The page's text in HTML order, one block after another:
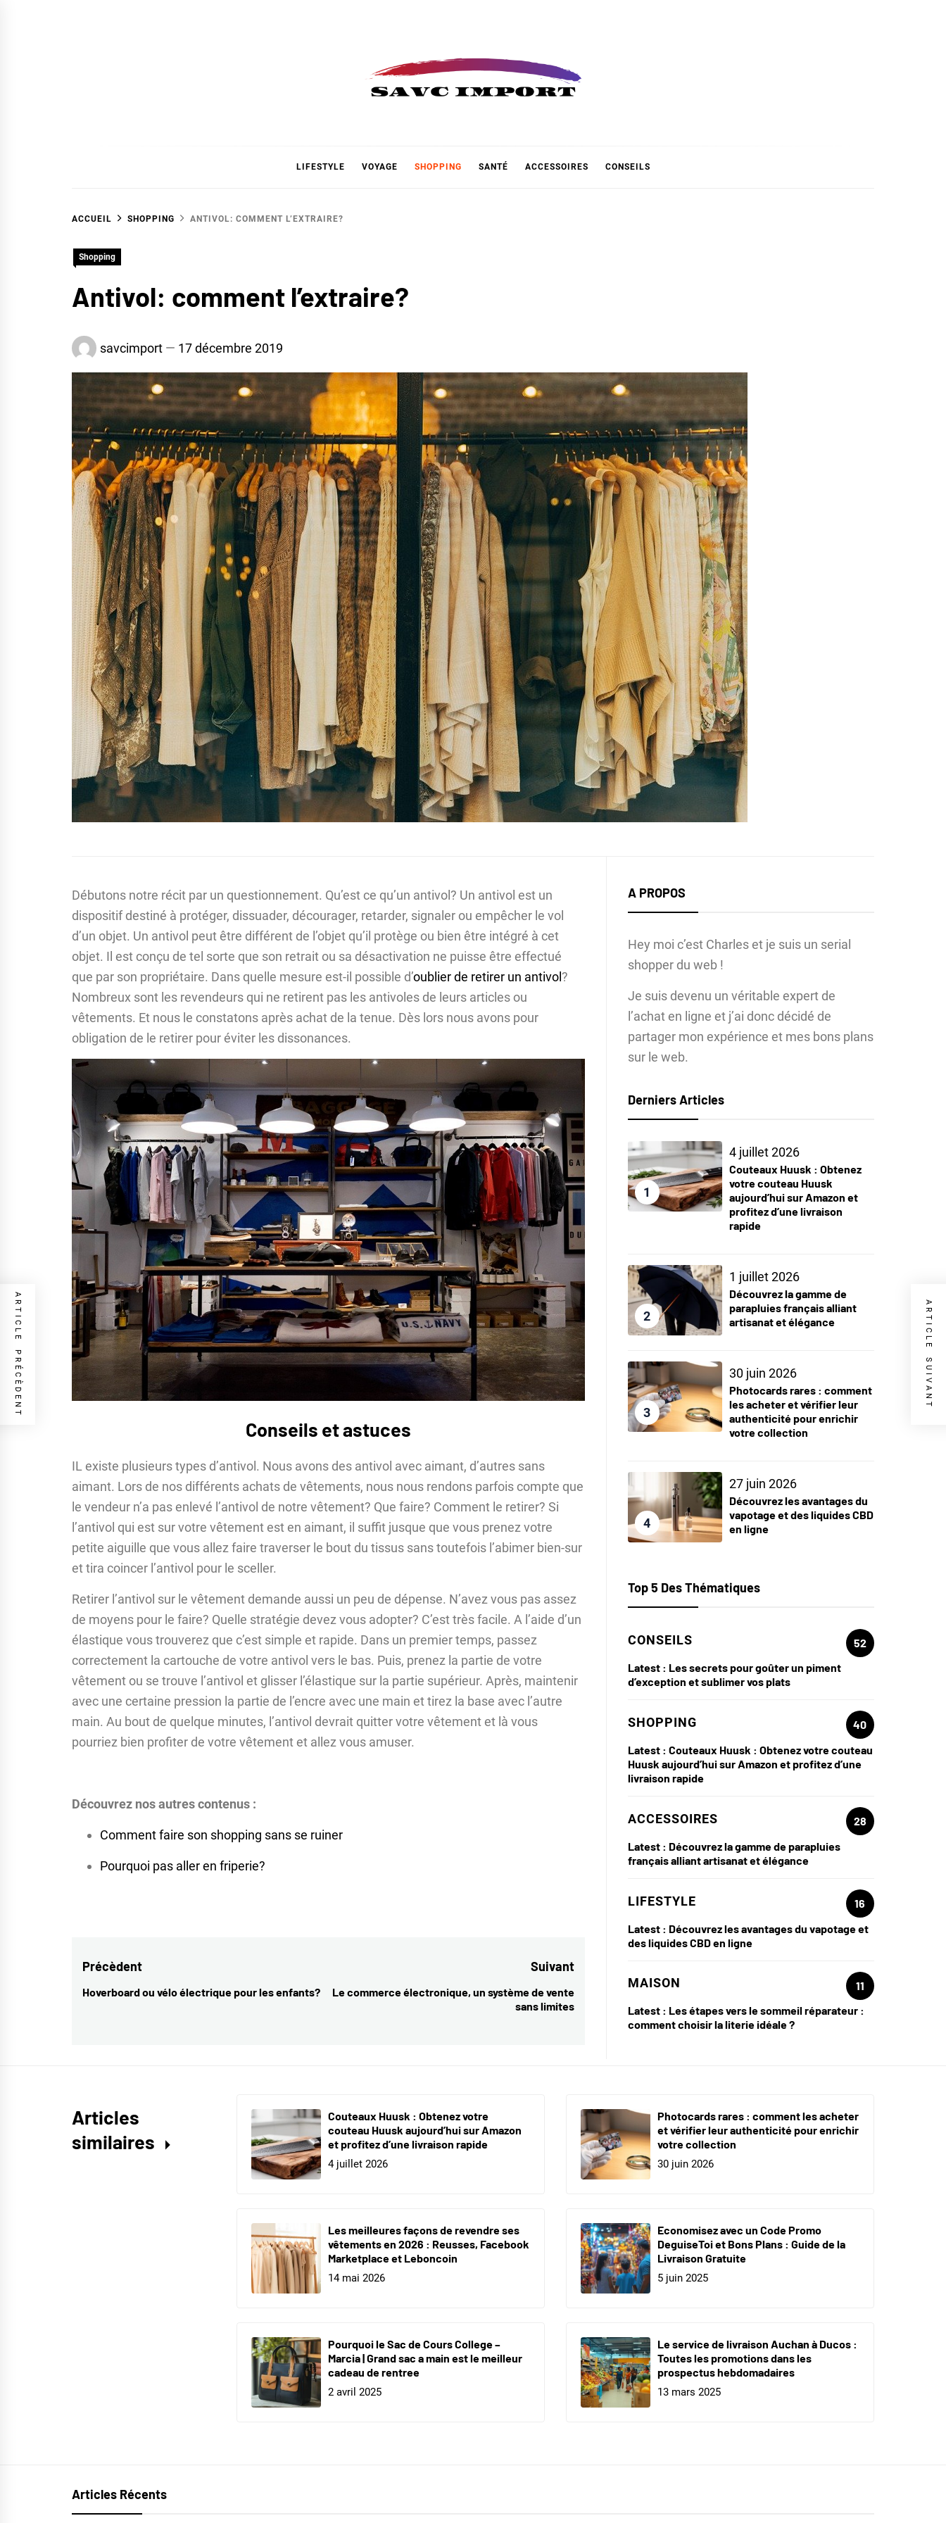
SAVC IMPORT
LIFESTYLE VOYAGE SHOPPING SANTÉ ACCESSOIRES CONSEILS
ACCUEIL SHOPPING ANTIVOL: COMMENT L’EXTRAIRE?
Shopping
Antivol: comment l’extraire?
savcimport 17 décembre 2019
Débutons notre récit par un questionnement. Qu’est ce qu’un antivol? Un antivol est un
dispositif destiné à protéger, dissuader, décourager, retarder, signaler ou empêcher le vol
d’un objet. Un antivol peut être différent de l’objet qu’il protège ou bien être intégré à cet
objet. Il est conçu de tel sorte que son retrait ou sa désactivation ne puisse être effectué
que par son propriétaire. Dans quelle mesure est-il possible d’oublier de retirer un antivol?
Nombreux sont les revendeurs qui ne retirent pas les antivoles de leurs articles ou
vêtements. Et nous le constatons après achat de la tenue. Dès lors nous avons pour
obligation de le retirer pour éviter les dissonances.
Conseils et astuces
IL existe plusieurs types d’antivol. Nous avons des antivol avec aimant, d’autres sans
aimant. Lors de nos différents achats de vêtements, nous nous rendons parfois compte que
le vendeur n’a pas enlevé l’antivol de notre vêtement? Que faire? Comment le retirer? Si
l’antivol qui est sur votre vêtement est en aimant, il suffit jusque que vous prenez votre
petite aiguille que vous allez faire traverser le bout du tissus sans toutefois l’abimer bien-sur
et tira coincer l’antivol pour le sceller.
Retirer l’antivol sur le vêtement demande aussi un peu de dépense. N’avez vous pas assez
de moyens pour le faire? Quelle stratégie devez vous adopter? C’est très facile. A l’aide d’un
élastique vous trouverez que c’est simple et rapide. Dans un premier temps, passez
correctement la cartouche de votre antivol vers le bas. Puis, prenez la partie de votre
vêtement ou se trouve l’antivol et glisser l’élastique sur la partie supérieur. Après, maintenir
avec une certaine pression la partie de l’encre avec une main et tirez la base avec l’autre
main. Au bout de quelque minutes, l’antivol devrait quitter votre vêtement et là vous
pourriez bien profiter de votre vêtement et allez vous amuser.
Découvrez nos autres contenus :
Comment faire son shopping sans se ruiner
Pourquoi pas aller en friperie?
Navigation
de
Précèdent
Previous
Hoverboard ou vélo électrique pour les enfants?
Suivant
Next
post:
Le commerce électronique, un système de vente
sans limites
ARTICLE PRÉCÈDENT ARTICLE SUIVANT
A PROPOS
Hey moi c’est Charles et je suis un serial
shopper du web !
Je suis devenu un véritable expert de
l’achat en ligne et j’ai donc décidé de
partager mon expérience et mes bons plans
sur le web.
Derniers Articles
1
4 juillet 2026
Couteaux Huusk : Obtenez
votre couteau Huusk
aujourd’hui sur Amazon et
profitez d’une livraison
rapide
2
1 juillet 2026
Découvrez la gamme de
parapluies français alliant
artisanat et élégance
3
30 juin 2026
Photocards rares : comment
les acheter et vérifier leur
authenticité pour enrichir
votre collection
4
27 juin 2026
Découvrez les avantages du
vapotage et des liquides CBD
en ligne
Top 5 Des Thématiques
CONSEILS
52
Latest : Les secrets pour goûter un piment
d’exception et sublimer vos plats
SHOPPING
40
Latest : Couteaux Huusk : Obtenez votre couteau
Huusk aujourd’hui sur Amazon et profitez d’une
livraison rapide
ACCESSOIRES
28
Latest : Découvrez la gamme de parapluies
français alliant artisanat et élégance
LIFESTYLE
16
Latest : Découvrez les avantages du vapotage et
des liquides CBD en ligne
MAISON
11
Latest : Les étapes vers le sommeil réparateur :
comment choisir la literie idéale ?
Articles
similaires
Couteaux Huusk : Obtenez votre
couteau Huusk aujourd’hui sur Amazon
et profitez d’une livraison rapide
4 juillet 2026
Photocards rares : comment les acheter
et vérifier leur authenticité pour enrichir
votre collection
30 juin 2026
Les meilleures façons de revendre ses
vêtements en 2026 : Reusses, Facebook
Marketplace et Leboncoin
14 mai 2026
Economisez avec un Code Promo
DeguiseToi et Bons Plans : Guide de la
Livraison Gratuite
5 juin 2025
Pourquoi le Sac de Cours College –
Marcia | Grand sac a main est le meilleur
cadeau de rentree
2 avril 2025
Le service de livraison Auchan à Ducos :
Toutes les promotions dans les
prospectus hebdomadaires
13 mars 2025
Articles Récents